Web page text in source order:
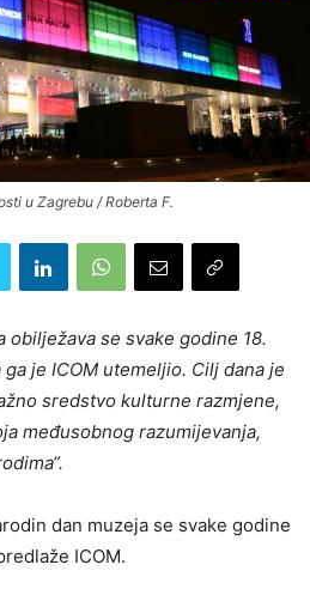
u Zagrebu / Roberta F.
obilježava se svake godine 18.
je ICOM utemeljio. Cilj dana je
sredstvo kulturne razmjene,
međusobnog razumijevanja,
dan muzeja se svake godine
ICOM.